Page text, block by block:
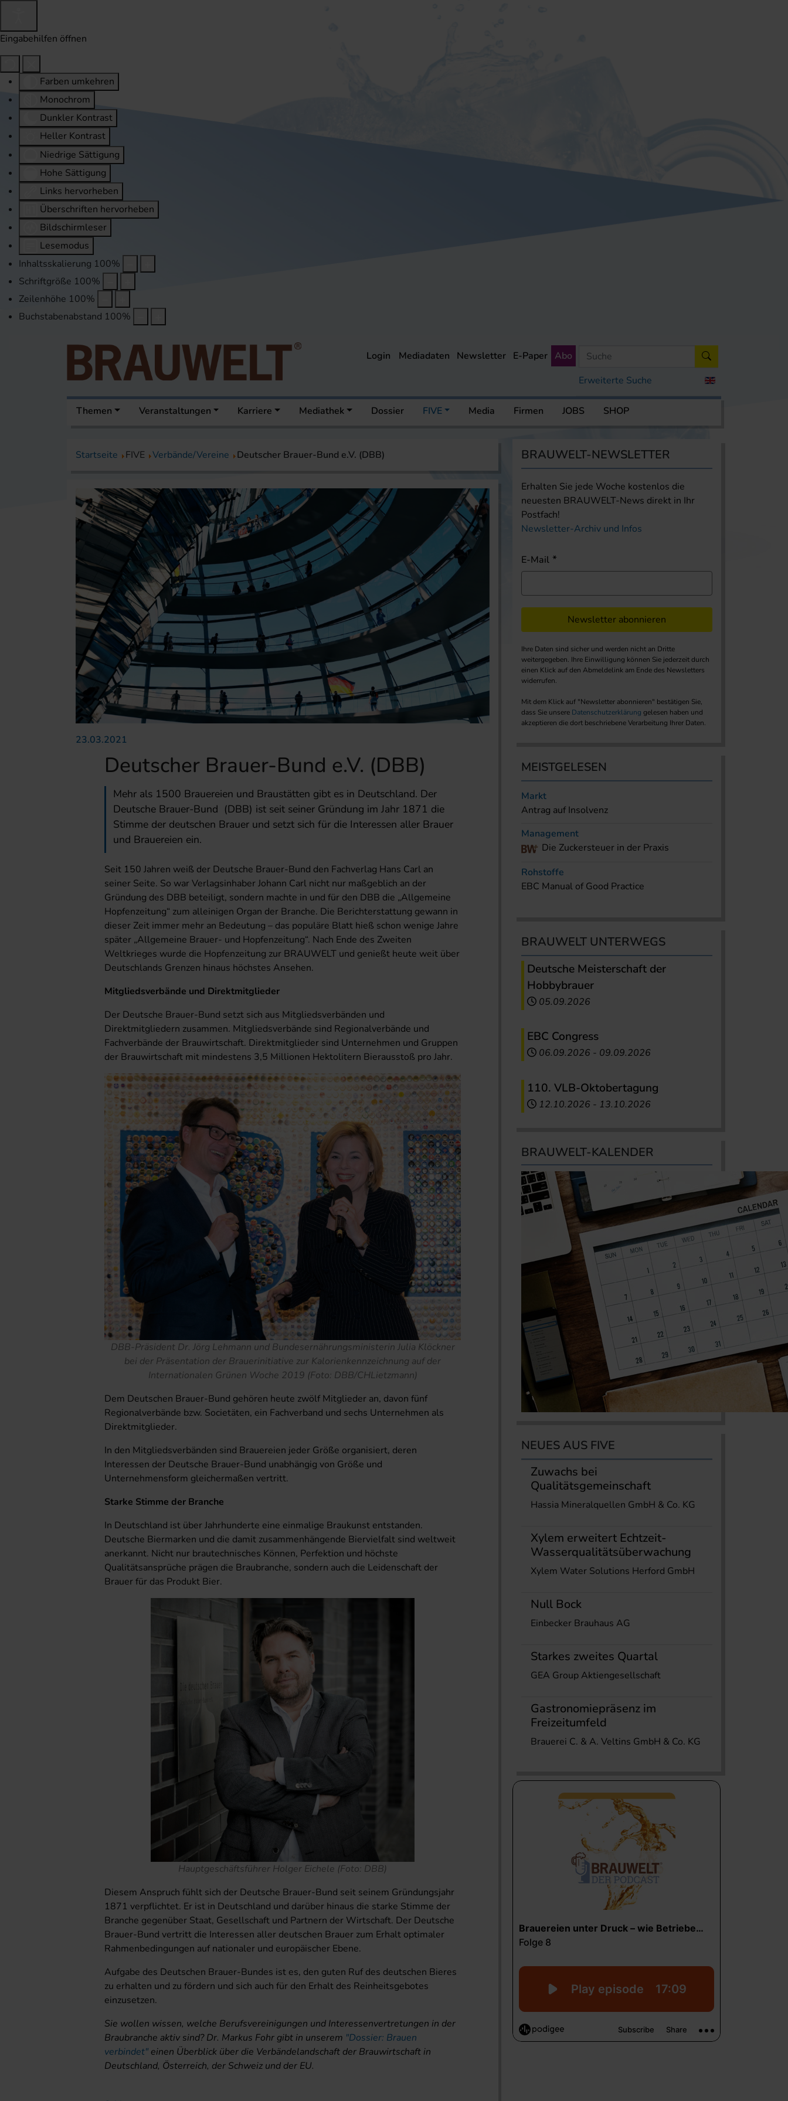
Eingabehilfen öffnen
Farben umkehren
Monochrom
Dunkler Kontrast
Heller Kontrast
Niedrige Sättigung
Hohe Sättigung
Links hervorheben
Überschriften hervorheben
Bildschirmleser
Lesemodus
Inhaltsskalierung 100%
Schriftgröße 100%
Zeilenhöhe 100%
Buchstabenabstand 100%
Erweiterte Suche
Login Mediadaten Newsletter E-Paper Abo
Themen Veranstaltungen Karriere Mediathek Dossier FIVE Media Firmen JOBS SHOP
Startseite FIVE Verbände/Vereine Deutscher Brauer-Bund e.V. (DBB)
23.03.2021
Deutscher Brauer-Bund e.V. (DBB)
Mehr als 1500 Brauereien und Braustätten gibt es in Deutschland. Der
Deutsche Brauer-Bund (DBB) ist seit seiner Gründung im Jahr 1871 die
Stimme der deutschen Brauer und setzt sich für die Interessen aller Brauer
und Brauereien ein.
Seit 150 Jahren weiß der Deutsche Brauer-Bund den Fachverlag Hans Carl an
seiner Seite. So war Verlagsinhaber Johann Carl nicht nur maßgeblich an der
Gründung des DBB beteiligt, sondern machte in und für den DBB die „Allgemeine
Hopfenzeitung“ zum alleinigen Organ der Branche. Die Berichterstattung gewann in
dieser Zeit immer mehr an Bedeutung – das populäre Blatt hieß schon wenige Jahre
später „Allgemeine Brauer- und Hopfenzeitung“. Nach Ende des Zweiten
Weltkrieges wurde die Hopfenzeitung zur BRAUWELT und genießt heute weit über
Deutschlands Grenzen hinaus höchstes Ansehen.
Mitgliedsverbände und Direktmitglieder
Der Deutsche Brauer-Bund setzt sich aus Mitgliedsverbänden und
Direktmitgliedern zusammen. Mitgliedsverbände sind Regionalverbände und
Fachverbände der Brauwirtschaft. Direktmitglieder sind Unternehmen und Gruppen
der Brauwirtschaft mit mindestens 3,5 Millionen Hektolitern Bierausstoß pro Jahr.
DBB-Präsident Dr. Jörg Lehmann und Bundesernährungsministerin Julia Klöckner
bei der Präsentation der Brauerinitiative zur Kalorienkennzeichnung auf der
Internationalen Grünen Woche 2019 (Foto: DBB/CHLietzmann)
Dem Deutschen Brauer-Bund gehören heute zwölf Mitglieder an, davon fünf
Regionalverbände bzw. Societäten, ein Fachverband und sechs Unternehmen als
Direktmitglieder.
In den Mitgliedsverbänden sind Brauereien jeder Größe organisiert, deren
Interessen der Deutsche Brauer-Bund unabhängig von Größe und
Unternehmensform gleichermaßen vertritt.
Starke Stimme der Branche
In Deutschland ist über Jahrhunderte eine einmalige Braukunst entstanden.
Deutsche Biermarken und die damit zusammenhängende Biervielfalt sind weltweit
anerkannt. Nicht nur brautechnisches Können, Perfektion und höchste
Qualitätsansprüche prägen die Braubranche, sondern auch die Leidenschaft der
Brauer für das Produkt Bier.
Hauptgeschäftsführer Holger Eichele (Foto: DBB)
Diesem Anspruch fühlt sich der Deutsche Brauer-Bund seit seinem Gründungsjahr
1871 verpflichtet. Er ist in Deutschland und darüber hinaus die starke Stimme der
Branche gegenüber Staat, Gesellschaft und Partnern der Wirtschaft. Der Deutsche
Brauer-Bund vertritt die Interessen aller deutschen Brauer zum Erhalt optimaler
Rahmenbedingungen auf nationaler und europäischer Ebene.
Aufgabe des Deutschen Brauer-Bundes ist es, den guten Ruf des deutschen Bieres
zu erhalten und zu fördern und sich auch für den Erhalt des Reinheitsgebotes
einzusetzen.
Sie wollen wissen, welche Berufsvereinigungen und Interessenvertretungen in der
Braubranche aktiv sind? Dr. Markus Fohr gibt in unserem "Dossier: Brauen
verbindet" einen Überblick über die Verbändelandschaft der Brauwirtschaft in
Deutschland, Österreich, der Schweiz und der EU.
BRAUWELT-NEWSLETTER
Erhalten Sie jede Woche kostenlos die
neuesten BRAUWELT-News direkt in Ihr
Postfach!
Newsletter-Archiv und Infos
E-Mail
Newsletter abonnieren
Ihre Daten sind sicher und werden nicht an Dritte
weitergegeben. Ihre Einwilligung können Sie jederzeit durch
einen Klick auf den Abmeldelink am Ende des Newsletters
widerrufen.
Mit dem Klick auf "Newsletter abonnieren" bestätigen Sie,
dass Sie unsere Datenschutzerklärung gelesen haben und
akzeptieren die dort beschriebene Verarbeitung Ihrer Daten.
MEISTGELESEN
Markt
Antrag auf Insolvenz
Management
Die Zuckersteuer in der Praxis
Rohstoffe
EBC Manual of Good Practice
BRAUWELT UNTERWEGS
Deutsche Meisterschaft der
Hobbybrauer
05.09.2026
EBC Congress
06.09.2026 - 09.09.2026
110. VLB-Oktobertagung
12.10.2026 - 13.10.2026
BRAUWELT-KALENDER
NEUES AUS FIVE
Zuwachs bei
Qualitätsgemeinschaft
Hassia Mineralquellen GmbH & Co. KG
Xylem erweitert Echtzeit-
Wasserqualitätsüberwachung
Xylem Water Solutions Herford GmbH
Null Bock
Einbecker Brauhaus AG
Starkes zweites Quartal
GEA Group Aktiengesellschaft
Gastronomiepräsenz im
Freizeitumfeld
Brauerei C. & A. Veltins GmbH & Co. KG